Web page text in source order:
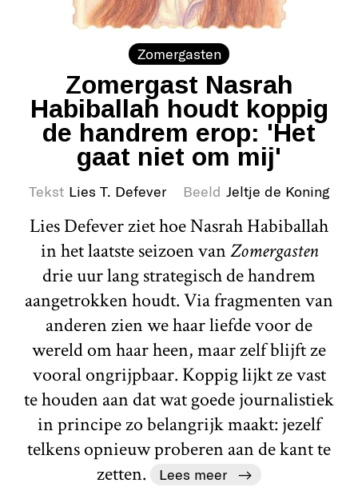
Zomergasten
Zomergast Nasrah
Habiballah houdt koppig
de handrem erop: 'Het
gaat niet om mij'
Tekst Lies T. Defever Beeld Jeltje de Koning
Lies Defever ziet hoe Nasrah Habiballah
in het laatste seizoen vanZomergasten
drie uur lang strategisch de handrem
aangetrokken houdt. Via fragmenten van
anderen zien we haar liefde voor de
wereld om haar heen, maar zelf blijft ze
vooral ongrijpbaar. Koppig lijkt ze vast
te houden aan dat wat goede journalistiek
in principe zo belangrijk maakt: jezelf
telkens opnieuw proberen aan de kant te
zetten.
Lees meer